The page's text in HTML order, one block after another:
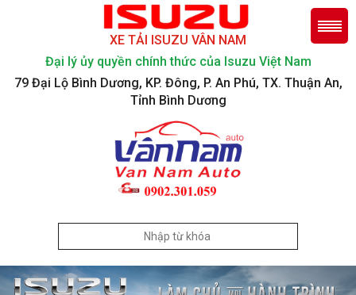
XE TẢI ISUZU VÂN NAM
Đại lý ủy quyền chính thức của Isuzu Việt Nam
79 Đại Lộ Bình Dương, KP. Đông, P. An Phú, TX. Thuận An,
Tỉnh Bình Dương